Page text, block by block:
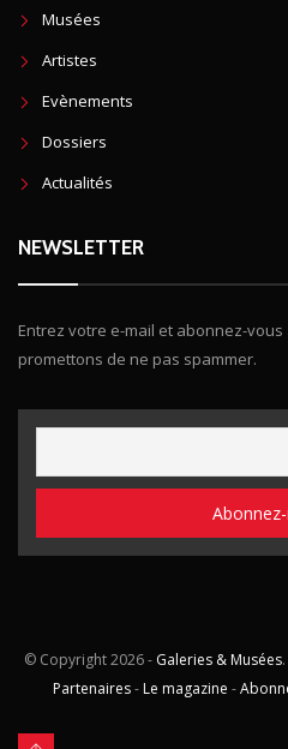
Musées
Artistes
Evènements
Dossiers
Actualités
NEWSLETTER
Entrez votre e-mail et abonnez-
promettons de ne pas spammer.
© Copyright2026 - Galeries & Musées
Partenaires- Le magazine -